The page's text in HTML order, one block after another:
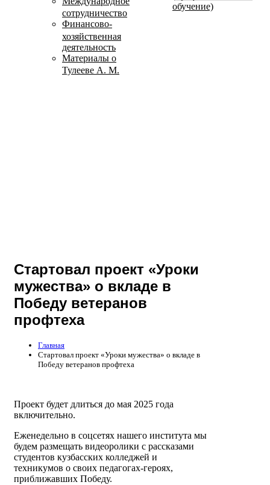
сотрудничество
Финансово-
хозяйственная
деятельность
Материалы о
Тулееве А. М.
обучение)
Стартовал проект «Уроки
мужества» о вкладе в
Победу ветеранов
профтеха
Главная
Стартовал проект «Уроки мужества» о вкладе в
Победу ветеранов профтеха
Проект будет длиться до мая 2025 года
включительно.
Еженедельно в соцсетях нашего института мы
будем размещать видеоролики с рассказами
студентов кузбасских колледжей и
техникумов о своих педагогах-героях,
приближавших Победу.